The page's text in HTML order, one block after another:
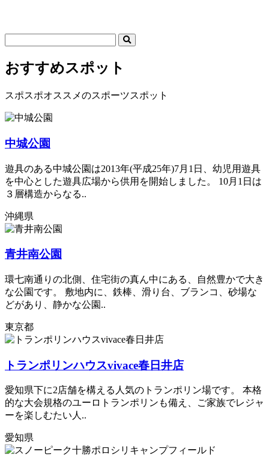
おすすめスポット
スポスポオススメのスポーツスポット
中城公園
遊具のある中城公園は2013年(平成25年)7月1日、幼児用遊具
を中心とした遊具広場から供用を開始しました。 10月1日は
３層構造からなる..
沖縄県
青井南公園
環七南通りの北側、住宅街の真ん中にある、自然豊かで大き
な公園です。 敷地内に、鉄棒、滑り台、ブランコ、砂場な
どがあり、静かな公園..
東京都
トランポリンハウスvivace春日井店
愛知県下に2店舗を構える人気のトランポリン場です。 本格
的な大会規格のユーロトランポリンも備え、ご家族でレジャ
ーを楽しむたい人..
愛知県